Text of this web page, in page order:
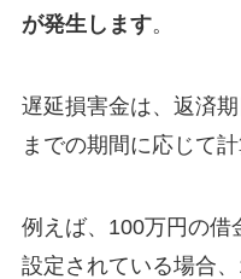
が発生します。
遅延損害金は、返済
までの期間に応じて計
例えば、100万円の借
設定されている場合